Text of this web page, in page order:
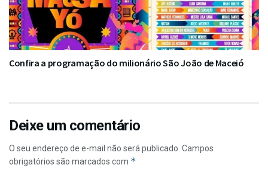
Confira a programação do milionário São João de Maceió
Deixe um comentário
O seu endereço de e-mail não será publicado. Campos
obrigatórios são marcados com *